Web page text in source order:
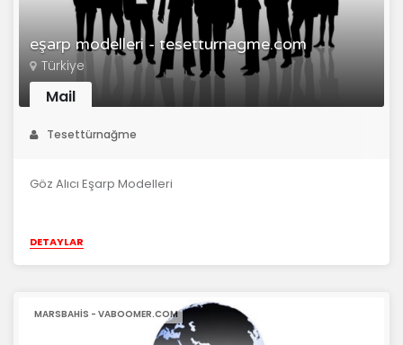
eşarp modelleri - tesetturnagme.com
Türkiye
Mail
Tesettürnağme
Göz Alıcı Eşarp Modelleri
DETAYLAR
MARSBAHIS - VABOOMER.COM